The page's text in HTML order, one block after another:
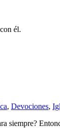
él.
, Devociones,
siempre?